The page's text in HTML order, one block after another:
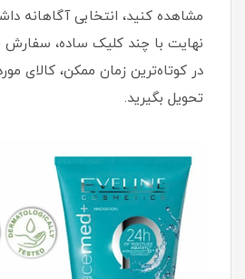
مشاهده کنید، انتخابی آگاهانه
نهایت با چند کلیک ساده، سفارش
در کوتاه‌ترین زمان ممکن، کالای
تحویل بگیرید.